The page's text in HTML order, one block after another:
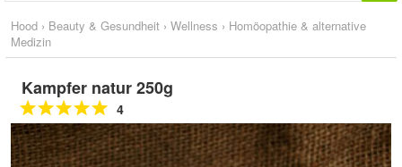
Hood › Beauty & Gesundheit › Wellness › Homöopathie & alternative
Medizin
Kampfer natur 250g
4